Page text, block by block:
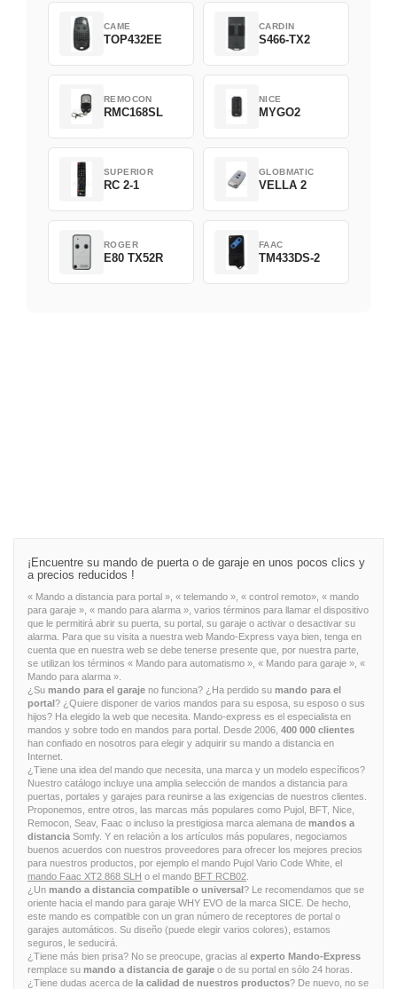
CAME
TOP432EE
CARDIN
S466-TX2
REMOCON
RMC168SL
NICE
MYGO2
SUPERIOR
RC 2-1
GLOBMATIC
VELLA 2
ROGER
E80 TX52R
FAAC
TM433DS-2
¡Encuentre su mando de puerta o de garaje en unos pocos clics y
a precios reducidos !
« Mando a distancia para portal », « telemando », « control remoto», « mando
para garaje », « mando para alarma », varios términos para llamar el dispositivo
que le permitirá abrir su puerta, su portal, su garaje o activar o desactivar su
alarma. Para que su visita a nuestra web Mando-Express vaya bien, tenga en
cuenta que en nuestra web se debe tenerse presente que, por nuestra parte,
se utilizan los términos « Mando para automatismo », « Mando para garaje », «
Mando para alarma ».
¿Su mando para el garaje no funciona? ¿Ha perdido su mando para el
portal? ¿Quiere disponer de varios mandos para su esposa, su esposo o sus
hijos? Ha elegido la web que necesita. Mando-express es el especialista en
mandos y sobre todo en mandos para portal. Desde 2006, 400 000 clientes
han confiado en nosotros para elegir y adquirir su mando a distancia en
Internet.
¿Tiene una idea del mando que necesita, una marca y un modelo específicos?
Nuestro catálogo incluye una amplia selección de mandos a distancia para
puertas, portales y garajes para reunirse a las exigencias de nuestros clientes.
Proponemos, entre otros, las marcas más populares como Pujol, BFT, Nice,
Remocon, Seav, Faac o incluso la prestigiosa marca alemana de mandos a
distancia Somfy. Y en relación a los artículos más populares, negociamos
buenos acuerdos con nuestros proveedores para ofrecer los mejores precios
para nuestros productos, por ejemplo el mando Pujol Vario Code White, el
mando Faac XT2 868 SLH o el mando BFT RCB02
¿Un mando a distancia compatible o universal? Le recomendamos que se
oriente hacia el mando para garaje WHY EVO de la marca SICE. De hecho,
este mando es compatible con un gran número de receptores de portal o
garajes automáticos. Su diseño (puede elegir varios colores), estamos
seguros, le seducirá.
¿Tiene más bien prisa? No se preocupe, gracias al experto Mando-Express
remplace su mando a distancia de garaje o de su portal en sólo 24 horas.
¿Tiene dudas acerca de la calidad de nuestros productos? De nuevo, no se